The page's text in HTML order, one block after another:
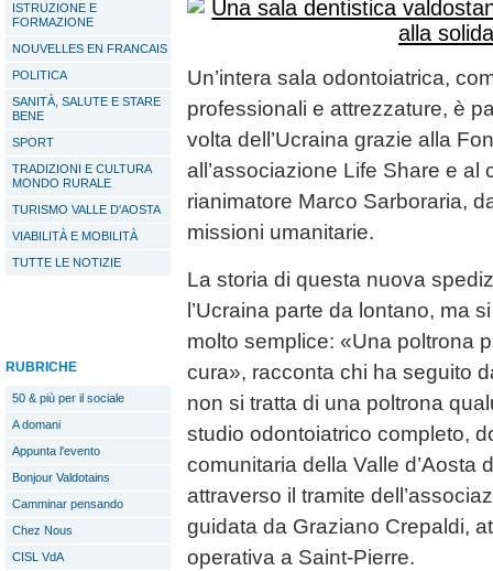
ISTRUZIONE E
FORMAZIONE
NOUVELLES EN FRANCAIS
POLITICA
SANITÀ, SALUTE E STARE
BENE
SPORT
TRADIZIONI E CULTURA
MONDO RURALE
TURISMO VALLE D'AOSTA
VIABILITÀ E MOBILITÀ
TUTTE LE NOTIZIE
RUBRICHE
50 & più per il sociale
A domani
Appunta l'evento
Bonjour Valdotains
Camminar pensando
Chez Nous
CISL VdA
Un’intera sala odontoiatrica,
professionali e attrezzature, è
volta dell’Ucraina grazie alla
all’associazione Life Share e
rianimatore Marco Sarboraria,
missioni umanitarie.
La storia di questa nuova
l’Ucraina parte da lontano, ma
molto semplice: «Una poltrona
cura», racconta chi ha seguito
non si tratta di una poltrona
studio odontoiatrico completo,
comunitaria della Valle d’Aosta
attraverso il tramite
guidata da Graziano Crepaldi,
operativa a Saint-Pierre.